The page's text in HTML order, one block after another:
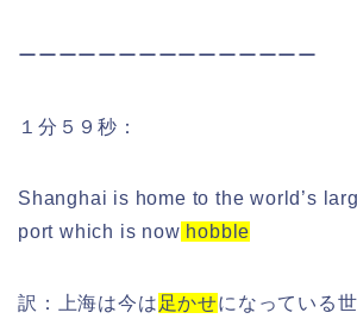
ーーーーーーーーーーーーーーー
１分５９秒：
Shanghai is home to the world’s
port which is now hobble
訳：上海は今は 足かせになっている